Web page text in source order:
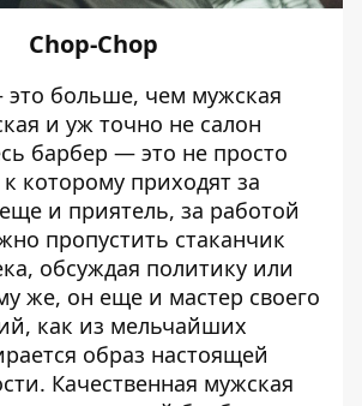
Chop-Chop
это больше, чем мужская
и уж точно не салон
барбер — это не просто
которому приходят за
и приятель, за работой
пропустить стаканчик
обсуждая политику или
же, он еще и мастер своего
как из мельчайших
образ настоящей
Качественная мужская